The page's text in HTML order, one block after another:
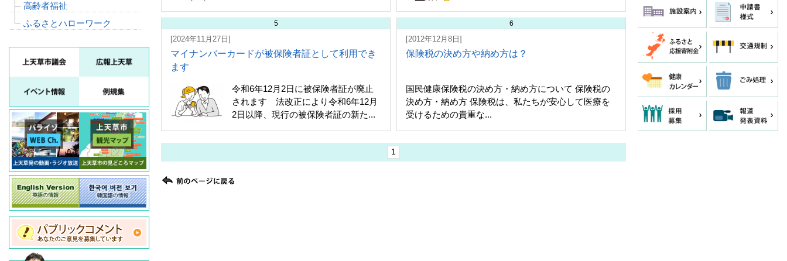
5
[2024年11月27日]
マイナンバーカードが被保険者証として利用でき
ます
令和6年12月2日に被保険者証が廃止
されます 法改正により令和6年12月
2日以降、現行の被保険者証の新た...
6
[2012年12月8日]
保険税の決め方や納め方は？
国民健康保険税の決め方・納め方について 保険税の
決め方・納め方 保険税は、私たちが安心して医療を
受けるための貴重な...
1
高齢者福祉
ふるさとハローワーク